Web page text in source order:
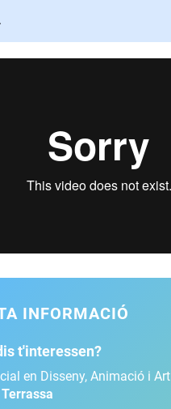
INFORMACIÓ
t'interessen?
en Disseny, Animació i Art
Terrassa